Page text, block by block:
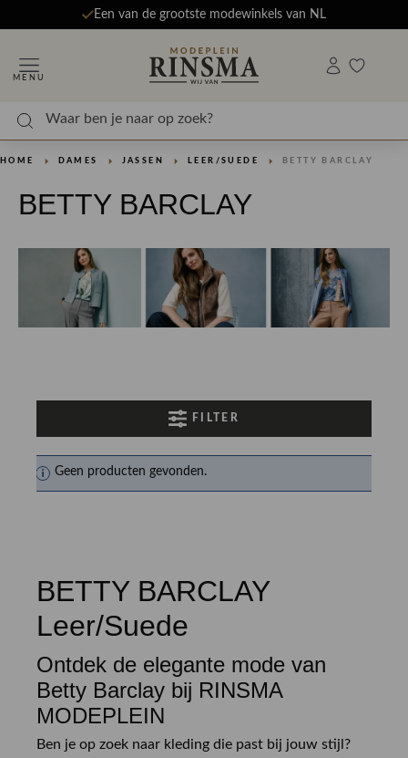
Een van de grootste modewinkels van NL
MENU
HOME DAMES JASSEN LEER/SUEDE BETTY BARCLAY
BETTY BARCLAY
FILTER
Geen producten gevonden.
BETTY BARCLAY
Leer/Suede
Ontdek de elegante mode van
Betty Barclay bij RINSMA
MODEPLEIN
Ben je op zoek naar kleding die past bij jouw stijl?